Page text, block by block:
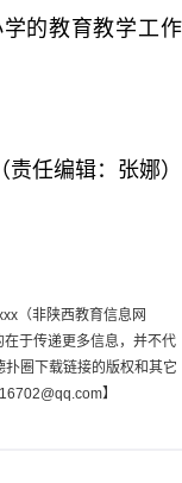
的教育教学工作
（责任编辑：张娜）
（非陕西教育信息网
于传递更多信息，并不代
圈下载链接的版权和其它
】